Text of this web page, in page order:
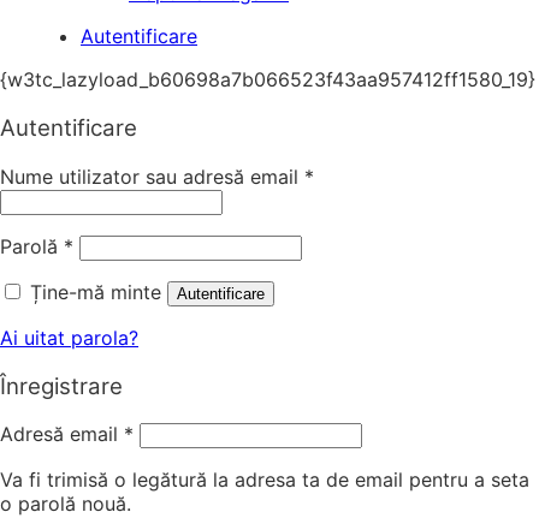
Autentificare
{w3tc_lazyload_b60698a7b066523f43aa957412ff1580_19}
Autentificare
Nume utilizator sau adresă email *
Parolă *
Ține-mă minte
Autentificare
Ai uitat parola?
Înregistrare
Adresă email *
Va fi trimisă o legătură la adresa ta de email pentru a seta
o parolă nouă.